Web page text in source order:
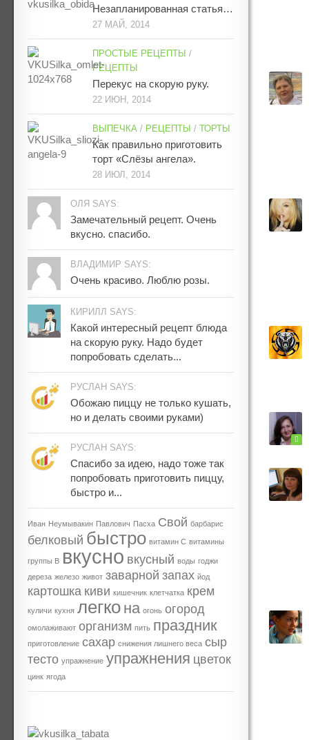
Незапланированная статья…
27 МАЙ, 2014
ПРОСТЫЕ РЕЦЕПТЫ /
РЕЦЕПТЫ
Перекус на скорую руку.
22 ИЮН, 2014
ВЫПЕЧКА / РЕЦЕПТЫ / ТОРТЫ
Как правильно приготовить
торт «Слёзы ангела».
28 ИЮЛ, 2014
ОЛЯ SAYS:
Замечательный рецепт. Очень
вкусно. спасибо.
ВЛАДИМИР SAYS:
Очень красиво. Люблю розы.
КИРИЛЛ SAYS:
Какой интересный рецепт блюда
на скорую руку. Надо будет
попробовать сделать...
РУСЛАН SAYS:
Обожаю пиццу не только кушать,
но и делать своими руками)
РУСЛАН SAYS:
Спасибо за идею, надо тоже так
попробовать приготовить пиццу,
быстро и...
Иван Неумывакин Павлович Пасха Свой барбарис
белковый быстро витамин С витамины
группы В вкусно вкусный воды годжи
дереза железо живот заварной запах йод
картошка киви кишечник клетчатка крем
куличи кухня легко на огонь огород
омолаживают организм пить праздник
приготовление сахар снижения лишнего веса сыр
тесто упражнение упражнения цветок
цинк ягода